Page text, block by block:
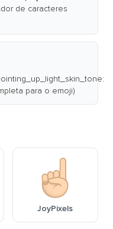
de caracteres
para o emoji)
JoyPixels